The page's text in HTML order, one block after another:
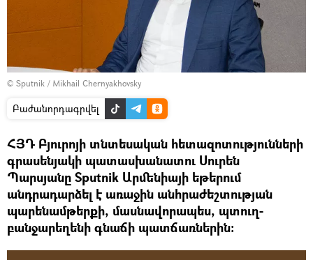
© Sputnik / Mikhail Chernyakhovsky
Բաժանորդագրվել
ՀՅԴ Բյուրոյի տնտեսական հետազոտությունների
գրասենյակի պատասխանատու Սուրեն
Պարսյանը Sputnik Արմենիայի եթերում
անդրադարձել է առաջին անհրաժեշտության
պարենամթերքի, մասնավորապես, պտուղ-
բանջարեղենի գնաճի պատճառներին: